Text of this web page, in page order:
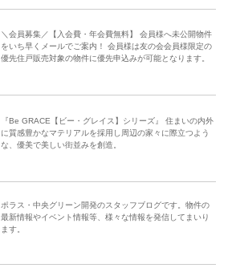
＼会員募集／【入会費・年会費無料】 会員様へ未公開物件
をいち早くメールでご案内！ 会員様は友の会会員様限定の
優先住戸販売対象の物件に優先申込みが可能となります。
『Be GRACE【ビー・グレイス】シリーズ』 住まいの内外
に質感豊かなマテリアルを採用し周辺の家々に際立つよう
な、優美で美しい街並みを創造。
ポラス・中央グリーン開発のスタッフブログです。物件の
最新情報やイベント情報等、様々な情報を発信してまいり
ます。